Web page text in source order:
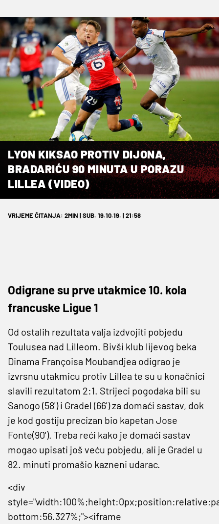
LYON KIKSAO PROTIV DIJONA,
BRADARIĆU 90 MINUTA U PORAZU
LILLEA (VIDEO)
VRIJEME ČITANJA: 2MIN | SUB. 19.10.19. | 21:58
Odigrane su prve utakmice 10. kola
francuske Ligue 1
Od ostalih rezultata valja izdvojiti pobjedu
Toulusea nad Lilleom. Bivši klub lijevog beka
Dinama Françoisa Moubandjea odigrao je
izvrsnu utakmicu protiv Lillea te su u konačnici
slavili rezultatom 2:1. Strijeci pogodaka bili su
Sanogo (58') i Gradel (66') za domaći sastav, dok
je kod gostiju precizan bio kapetan Jose
Fonte(90'). Treba reći kako je domaći sastav
mogao upisati još veću pobjedu, ali je Gradel u
82. minuti promašio kazneni udarac.
<div
bottom:56.327%;"><iframe